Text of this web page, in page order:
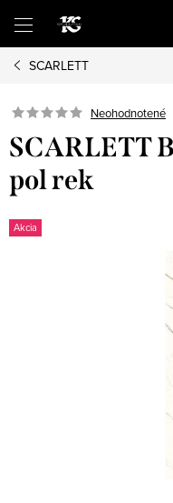
obsah
SCARLETT
Neohodnotené
SCARLETT
pol rek
Akcia